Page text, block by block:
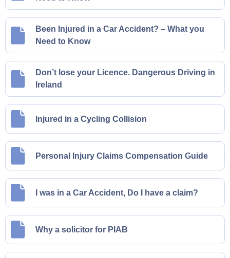
Been Injured in a Car Accident? – What you
Need to Know
Don’t lose your Licence. Dangerous Driving in
Ireland
Injured in a Cycling Collision
Personal Injury Claims Compensation Guide
I was in a Car Accident, Do I have a claim?
Why a solicitor for PIAB